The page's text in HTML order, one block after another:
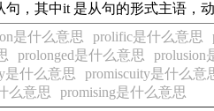
句，其中it 是从句的形式主语，
是什么意思 prolific是什么意思
prolonged是什么意思 prolusion
是什么意思 promiscuity是什么意
么意思 promising是什么意思